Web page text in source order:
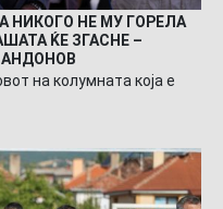
НИКОГО НЕ МУ ГОРЕЛА
ЌЕ ЗГАСНЕ –
на колумната која е